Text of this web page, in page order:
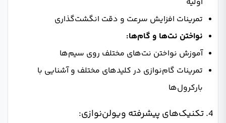
تمرینات افزایش سرعت و دقت انگشت‌گذاری
نواختن نت‌ها و گام‌ها:
آموزش نواختن نت‌های مختلف روی سیم‌ها
تمرینات گام‌نوازی در کلیدهای مختلف و آشنایی با
بارکرول‌ها
4. تکنیک‌های پیشرفته ویولن‌نوازی: